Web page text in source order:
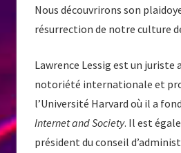
Nous découvrirons son
résurrection de notre culture
Lawrence Lessig est un juriste
notoriété internationale et
l’Université Harvard où il a
Internet and Society. Il est
président du conseil